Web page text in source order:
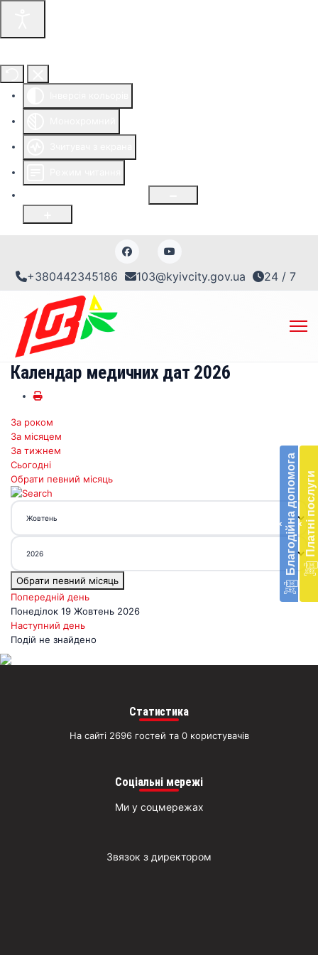
+380442345186 103@kyivcity.gov.ua 24 / 7
‹ Благодійна допомогав
‹ Платні послуги
Календар медичних дат 2026
За роком
За місяцем
За тижнем
Сьогодні
Обрати певний місяць
Обрати певний місяць
Попередній день
Понеділок 19 Жовтень 2026
Наступний день
Подій не знайдено
Статистика
На сайті 2696 гостей та 0 користувачів
Соціальні мережі
Ми у соцмережах
Звязок з директором